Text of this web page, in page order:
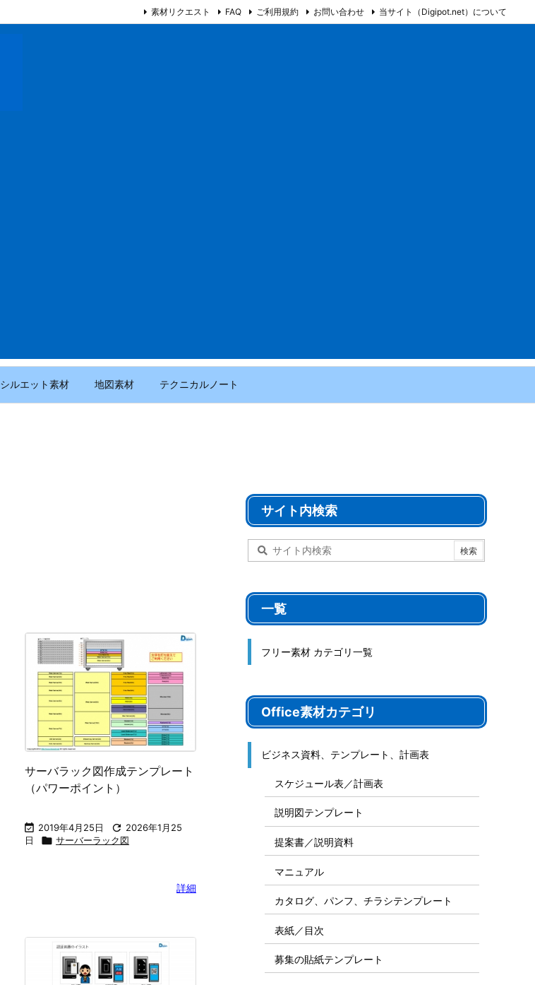
シルエット素材 地図素材 テクニカルノート
素材リクエスト FAQ ご利用規約 お問い合わせ 当サイト（Digipot.net）について
サーバラック図作成テンプレート
（パワーポイント）
 2019年4月25日  2026年1月25
日
 サーバーラック図
詳細
サイト内検索
一覧
フリー素材 カテゴリ一覧
Office素材カテゴリ
ビジネス資料、テンプレート、計画表
スケジュール表／計画表
説明図テンプレート
提案書／説明資料
マニュアル
カタログ、パンフ、チラシテンプレート
表紙／目次
募集の貼紙テンプレート